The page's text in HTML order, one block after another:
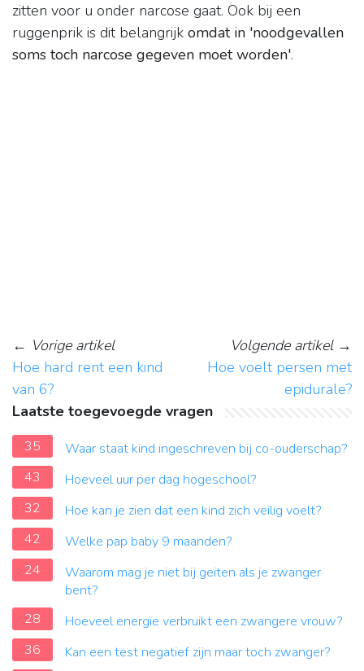
zitten voor u onder narcose gaat. Ook bij een
ruggenprik is dit belangrijk omdat in 'noodgevallen
soms toch narcose gegeven moet worden'.
← Vorige artikel
Hoe hard rent een kind
van 6?
Volgende artikel→
Hoe voelt persen met
epidurale?
Laatste toegevoegde vragen
35
Waar staat kind ingeschreven bij co-ouderschap?
43
Hoeveel uur per dag hogeschool?
32
Hoe kan je zien dat een kind zich veilig voelt?
42
Welke pap baby 9 maanden?
24
Waarom mag je niet bij geiten als je zwanger
bent?
28
Hoeveel energie verbruikt een zwangere vrouw?
36
Kan een test negatief zijn maar toch zwanger?